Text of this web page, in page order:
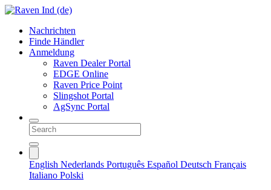
Nachrichten
Finde Händler
Anmeldung
Raven Dealer Portal
EDGE Online
Raven Price Point
Slingshot Portal
AgSync Portal
English Nederlands Português Español Deutsch Français
Italiano Polski